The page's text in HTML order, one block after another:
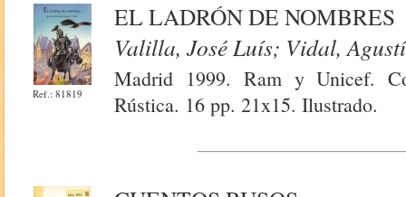
Ref.: 81819
EL LADRÓN DE NOMBRES
Valilla, José Luís; Vidal,
Madrid 1999. Ram y Unicef.
Rústica. 16 pp. 21x15. Ilustrado.